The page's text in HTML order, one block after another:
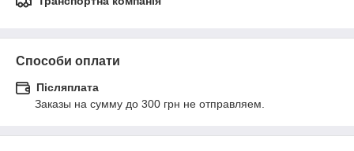
Способи оплати
Післяплата
Заказы на сумму до 300 грн не отправляем.